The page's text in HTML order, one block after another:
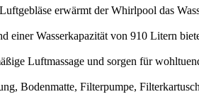
erwärmt der Whirlpool das
Wasserkapazität von 910 Litern
Luftmassage und sorgen für
Bodenmatte, Filterpumpe,